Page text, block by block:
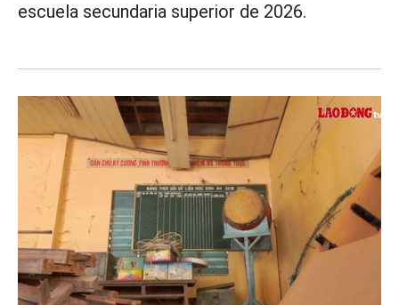
escuela secundaria superior de 2026.